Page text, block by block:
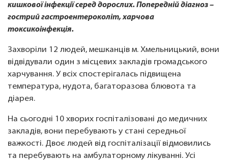
кишкової інфекції серед дорослих. Попередній діагноз –
гострий гастроентероколіт, харчова
токсикоінфекція.
Захворіли 12 людей, мешканців м. Хмельницький, вони
відвідували один з місцевих закладів громадського
харчування. У всіх спостерігалась підвищена
температура, нудота, багаторазова блювота та
діарея.
На сьогодні 10 хворих госпіталізовані до медичних
закладів, вони перебувають у стані середньої
важкості. Двоє людей від госпіталізації відмовились
та перебувають на амбулаторному лікуванні. Усі